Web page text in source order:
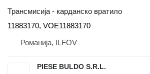
Трансмисија - карданско вратило
11883170, VOE11883170
Романија, ILFOV
PIESE BULDO S.R.L.